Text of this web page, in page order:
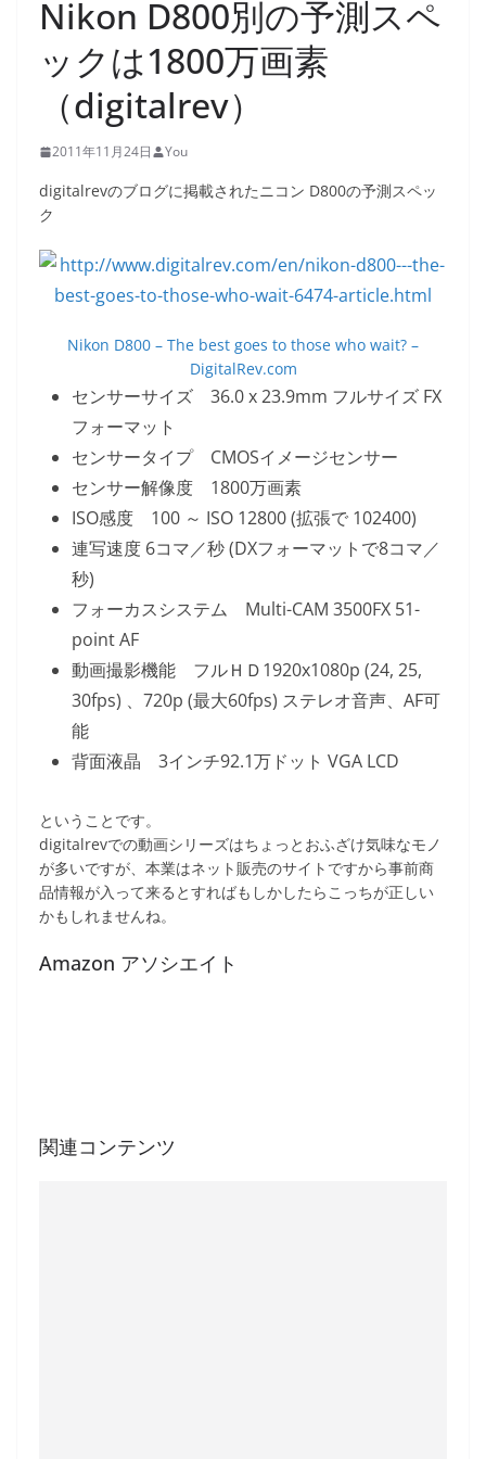
Nikon D800別の予測スペ
ックは1800万画素
（digitalrev）
2011年11月24日 You
digitalrevのブログに掲載されたニコン D800の予測スペッ
ク
Nikon D800 – The best goes to those who wait? –
DigitalRev.com
センサーサイズ 36.0 x 23.9mm フルサイズ FX
フォーマット
センサータイプ CMOSイメージセンサー
センサー解像度 1800万画素
ISO感度 100 ～ ISO 12800 (拡張で 102400)
連写速度 6コマ／秒 (DXフォーマットで8コマ／
秒)
フォーカスシステム Multi-CAM 3500FX 51-
point AF
動画撮影機能 フルＨＤ1920x1080p (24, 25,
30fps) 、720p (最大60fps) ステレオ音声、AF可
能
背面液晶 3インチ92.1万ドット VGA LCD
ということです。
digitalrevでの動画シリーズはちょっとおふざけ気味なモノ
が多いですが、本業はネット販売のサイトですから事前商
品情報が入って来るとすればもしかしたらこっちが正しい
かもしれませんね。
Amazon アソシエイト
関連コンテンツ